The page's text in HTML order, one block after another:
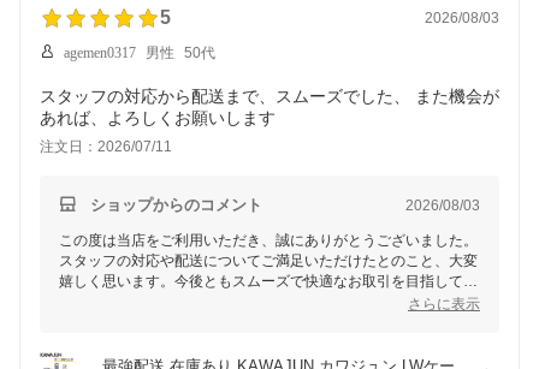
5 2026/08/03
agemen0317 男性 50代
スタッフの対応から配送まで、スムーズでした、 また機会が
あれば、よろしくお願いします
注文日：2026/07/11
ショップからのコメント 2026/08/03
この度は当店をご利用いただき、誠にありがとうございました。
スタッフの対応や配送についてご満足いただけたとのこと、大変
嬉しく思います。今後ともスムーズで快適なお取引を目指してま
いります。またのご利用を心よりお待ちしております。よろしく
さらに表示